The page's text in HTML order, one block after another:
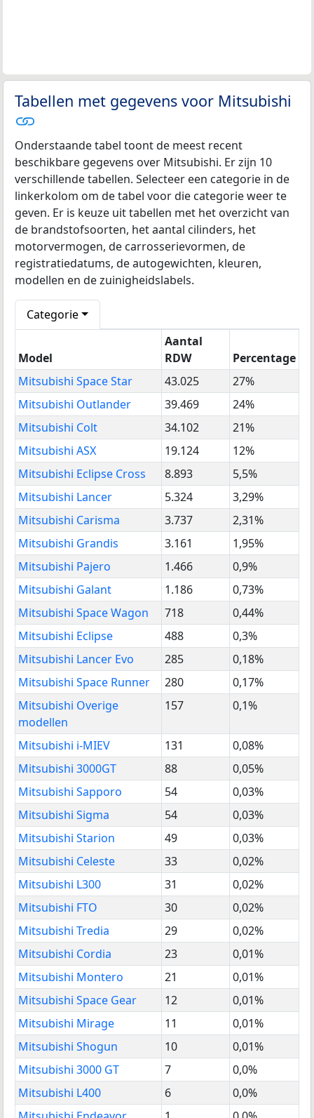
Tabellen met gegevens voor Mitsubishi
Onderstaande tabel toont de meest recent
beschikbare gegevens over Mitsubishi. Er zijn 10
verschillende tabellen. Selecteer een categorie in de
linkerkolom om de tabel voor die categorie weer te
geven. Er is keuze uit tabellen met het overzicht van
de brandstofsoorten, het aantal cilinders, het
motorvermogen, de carrosserievormen, de
registratiedatums, de autogewichten, kleuren,
modellen en de zuinigheidslabels.
Categorie
Model
Aantal
RDW
Percentage
Mitsubishi Space Star
43.025
27%
Mitsubishi Outlander
39.469
24%
Mitsubishi Colt
34.102
21%
Mitsubishi ASX
19.124
12%
Mitsubishi Eclipse Cross
8.893
5,5%
Mitsubishi Lancer
5.324
3,29%
Mitsubishi Carisma
3.737
2,31%
Mitsubishi Grandis
3.161
1,95%
Mitsubishi Pajero
1.466
0,9%
Mitsubishi Galant
1.186
0,73%
Mitsubishi Space Wagon
718
0,44%
Mitsubishi Eclipse
488
0,3%
Mitsubishi Lancer Evo
285
0,18%
Mitsubishi Space Runner
280
0,17%
Mitsubishi Overige
modellen
157 0,1%
Mitsubishi i-MIEV 131
0,08%
Mitsubishi 3000GT
88
0,05%
Mitsubishi Sapporo
54
0,03%
Mitsubishi Sigma
54
0,03%
Mitsubishi Starion
49
0,03%
Mitsubishi Celeste
33
0,02%
Mitsubishi L300
31
0,02%
Mitsubishi FTO
30
0,02%
Mitsubishi Tredia
29
0,02%
Mitsubishi Cordia
23
0,01%
Mitsubishi Montero
21
0,01%
Mitsubishi Space Gear
12
0,01%
Mitsubishi Mirage
11
0,01%
Mitsubishi Shogun
10
0,01%
Mitsubishi 3000 GT
7
0,0%
Mitsubishi L400
6
0,0%